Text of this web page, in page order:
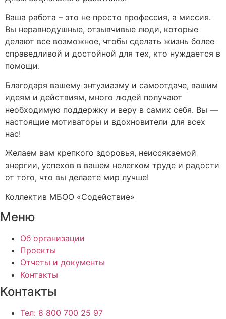
Ваша работа – это не просто профессия, а миссия.
Вы неравнодушные, отзывчивые люди, которые
делают все возможное, чтобы сделать жизнь более
справедливой и достойной для тех, кто нуждается в
помощи.
Благодаря вашему энтузиазму и самоотдаче, вашим
идеям и действиям, много людей получают
необходимую поддержку и веру в самих себя. Вы —
настоящие мотиваторы и вдохновители для всех
нас!
Желаем вам крепкого здоровья, неиссякаемой
энергии, успехов в вашем нелегком труде и радости
от того, что вы делаете мир лучше!
Коллектив МБОО «Содействие»
Меню
Об организации
Проекты
Отчеты и документы
Контакты
Контакты
Тел: 8 800 700 25 97